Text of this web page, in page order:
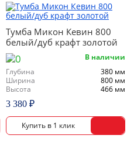
Тумба Микон Кевин 800
белый/дуб крафт золотой
В наличии
Глубина
380 мм
Ширина
800 мм
Высота
466 мм
3 380 ₽